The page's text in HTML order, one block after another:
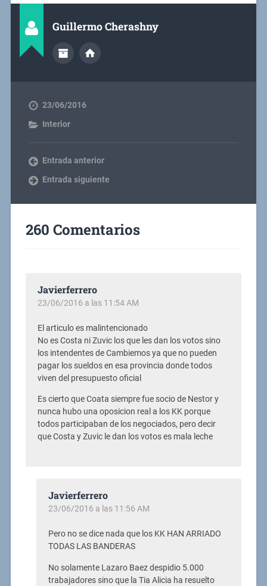
Guillermo Cherashny
23/06/2016
Interior
Entrada anterior
Entrada siguiente
260 Comentarios
Javierferrero
23/06/2016 a las 11:54 AM
El articulo es malintencionado
No es Costa ni Zuvic los que les dan los votos sino
los intendentes de Cambiemos ya que no pueden
pagar los sueldos en esa provincia donde todos
viven del presupuesto oficial
Es cierto que Coata siempre fue socio de Nestor y
nunca hubo una oposicion real a los KK porque
todos participaban de los negociados, pero decir
que Costa y Zuvic le dan los votos es mala leche
Javierferrero
23/06/2016 a las 11:56 AM
Pero no se dice nada que los KK HAN ARRIADO
TODAS LAS BANDERAS
No solamente Lazaro Baez despidio 5.000
trabajadores sino que la Tia Alicia ha resuelto